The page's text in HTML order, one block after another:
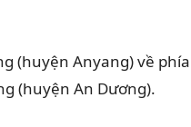
(huyện Anyang) về
(huyện An Dương).